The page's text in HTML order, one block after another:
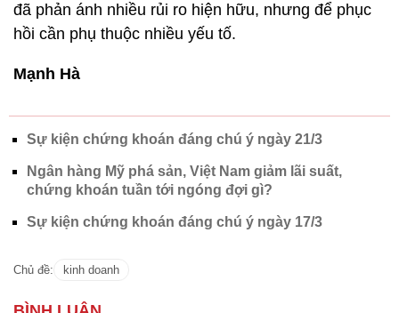
đã phản ánh nhiều rủi ro hiện hữu, nhưng để phục
hồi cần phụ thuộc nhiều yếu tố.
Mạnh Hà
Sự kiện chứng khoán đáng chú ý ngày 21/3
Ngân hàng Mỹ phá sản, Việt Nam giảm lãi suất,
chứng khoán tuần tới ngóng đợi gì?
Sự kiện chứng khoán đáng chú ý ngày 17/3
Chủ đề: kinh doanh